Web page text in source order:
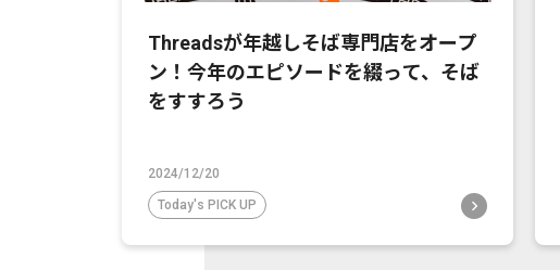
Threadsが年越しそば専門店をオープ
ン！今年のエピソードを綴って、そば
をすすろう
2024/12/20
Today's PICK UP